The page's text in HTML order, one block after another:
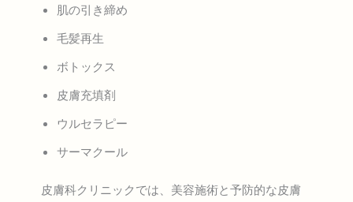
肌の引き締め
毛髪再生
ボトックス
皮膚充填剤
ウルセラピー
サーマクール
皮膚科クリニックでは、美容施術と予防的な皮膚